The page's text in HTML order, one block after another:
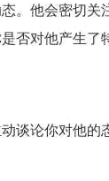
。他会密切
否对他产生了
谈论你对他